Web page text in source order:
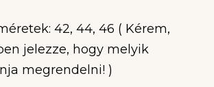
42, 44, 46 ( Kérem,
jelezze, hogy melyik
megrendelni! )